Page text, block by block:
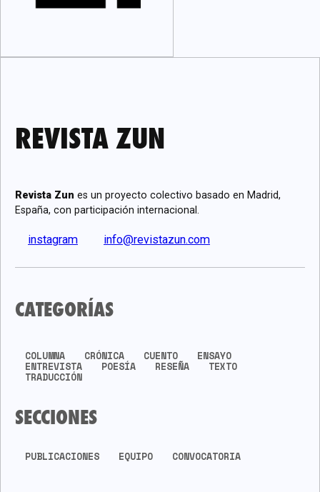
REVISTA ZUN
Revista Zun es un proyecto colectivo basado en Madrid,
España, con participación internacional.
instagram info@revistazun.com
CATEGORÍAS
COLUMNA CRÓNICA CUENTO ENSAYO
ENTREVISTA POESÍA RESEÑA TEXTO
TRADUCCIÓN
SECCIONES
PUBLICACIONES EQUIPO CONVOCATORIA